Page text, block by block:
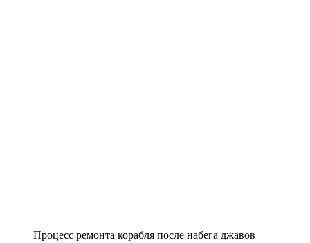
Процесс ремонта корабля после набега джавов